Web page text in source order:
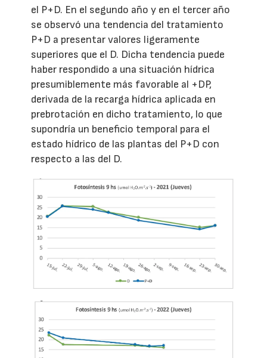
el P+D. En el segundo año y en el tercer año
se observó una tendencia del tratamiento
P+D a presentar valores ligeramente
superiores que el D. Dicha tendencia puede
haber respondido a una situación hídrica
presumiblemente más favorable al +DP,
derivada de la recarga hídrica aplicada en
prebrotación en dicho tratamiento, lo que
supondría un beneficio temporal para el
estado hídrico de las plantas del P+D con
respecto a las del D.